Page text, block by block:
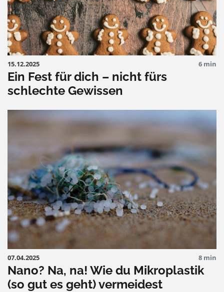
15.12.2025 6 min
Ein Fest für dich – nicht fürs
schlechte Gewissen
07.04.2025 8 min
Nano? Na, na! Wie du Mikroplastik
(so gut es geht) vermeidest